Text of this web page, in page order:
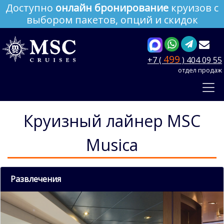
Доступно онлайн бронирование круизов с
выбором пакетов, опций и скидок
+7 ( 499 ) 404 09 55
отдел продаж
Круизный лайнер MSC
Musica
Развлечения